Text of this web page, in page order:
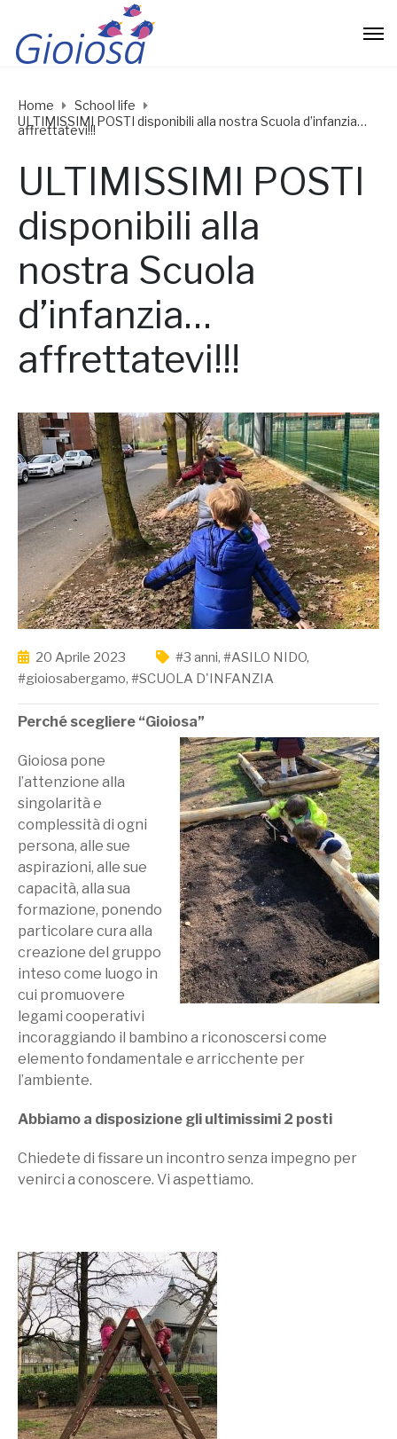
Home
School life
ULTIMISSIMI POSTI disponibili alla nostra Scuola d’infanzia…
affrettatevi!!!
ULTIMISSIMI POSTI
disponibili alla
nostra Scuola
d’infanzia…
affrettatevi!!!
20 Aprile 2023 #3 anni, #ASILO NIDO,
#gioiosabergamo, #SCUOLA D'INFANZIA
Perché scegliere “Gioiosa”
Gioiosa pone
l’attenzione alla
singolarità e
complessità di ogni
persona, alle sue
aspirazioni, alle sue
capacità, alla sua
formazione, ponendo
particolare cura alla
creazione del gruppo
inteso come luogo in
cui promuovere
legami cooperativi
incoraggiando il bambino a riconoscersi come
elemento fondamentale e arricchente per
l’ambiente.
Abbiamo a disposizione gli ultimissimi 2 posti
Chiedete di fissare un incontro senza impegno per
venirci a conoscere. Vi aspettiamo.